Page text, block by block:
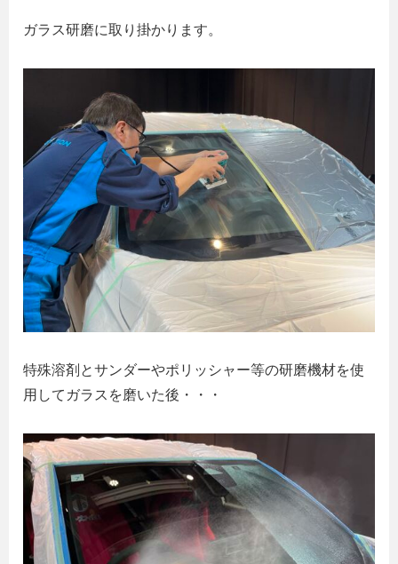
ガラス研磨に取り掛かります。
特殊溶剤とサンダーやポリッシャー等の研磨機材を使
用してガラスを磨いた後・・・